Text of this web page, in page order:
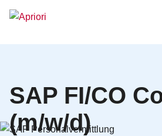
SAP FI/CO
(m/w/d)